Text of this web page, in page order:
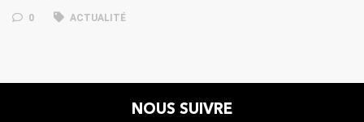
0 ACTUALITÉ
NOUS SUIVRE